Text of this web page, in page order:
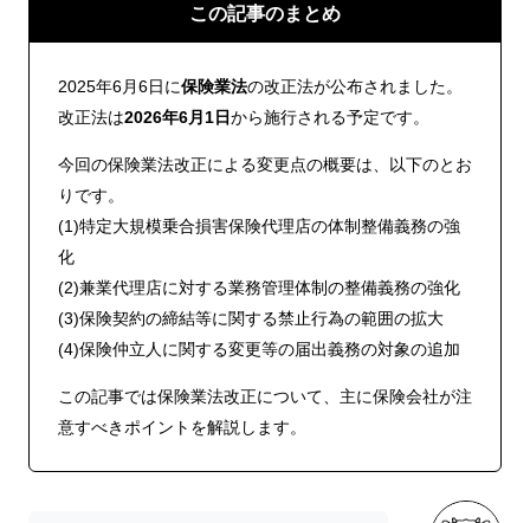
o
k
この記事のまとめ
2025年6月6日に保険業法の改正法が公布されました。
改正法は2026年6月1日から施行される予定です。
今回の保険業法改正による変更点の概要は、以下のとお
りです。
(1)特定大規模乗合損害保険代理店の体制整備義務の強
化
(2)兼業代理店に対する業務管理体制の整備義務の強化
(3)保険契約の締結等に関する禁止行為の範囲の拡大
(4)保険仲立人に関する変更等の届出義務の対象の追加
この記事では保険業法改正について、主に保険会社が注
意すべきポイントを解説します。